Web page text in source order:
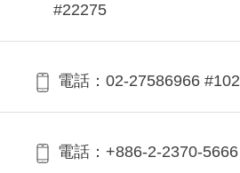
#22275
電話：02-27586966 #102
電話：+886-2-2370-5666